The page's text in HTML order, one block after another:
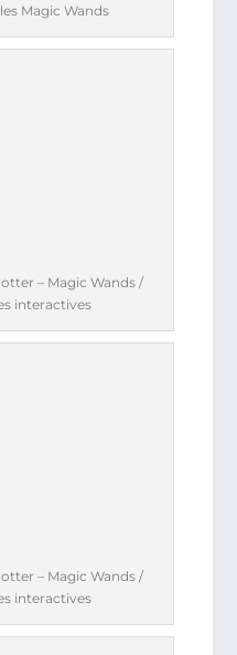
Magic Wands
– Magic Wands /
interactives
– Magic Wands /
interactives